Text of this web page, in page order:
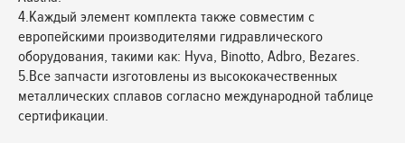
4.Каждый элемент комплекта также совместим с
европейскими производителями гидравлического
оборудования, такими как: Hyva, Binotto, Adbro, Bezares.
5.Все запчасти изготовлены из высококачественных
металлических сплавов согласно международной таблице
сертификации.